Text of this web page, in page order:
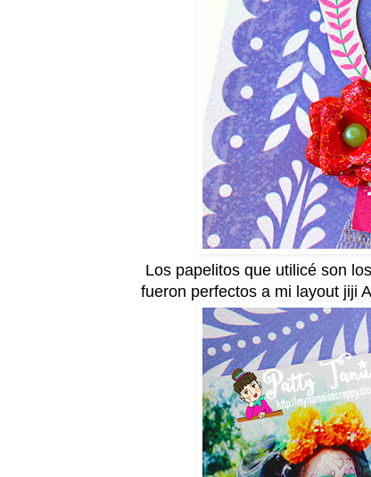
Los papelitos que utilicé son
fueron perfectos a mi layout jiji